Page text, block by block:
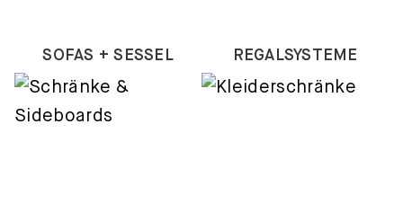
SOFAS + SESSEL REGALSYSTEME